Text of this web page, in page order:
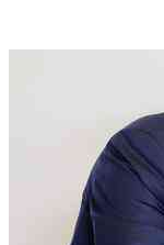
Մալթայում գործող
խաղատների